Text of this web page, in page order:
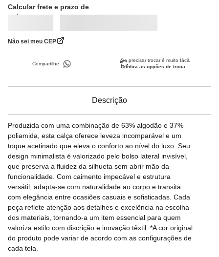
Calcular frete
Não sei meu CEP
Compartilhe:
Se precisar trocar é muito fácil.
Confira as opções de troca.
Descrição
Produzida com uma combinação de 63% algodão e 37%
poliamida, esta calça oferece leveza incomparável e um
toque acetinado que eleva o conforto ao nível do luxo. Seu
design minimalista é valorizado pelo bolso lateral invisível,
que preserva a fluidez da silhueta sem abrir mão da
funcionalidade. Com caimento impecável e estrutura
versátil, adapta-se com naturalidade ao corpo e transita
com elegância entre ocasiões casuais e sofisticadas. Cada
peça reflete atenção aos detalhes e excelência na escolha
dos materiais, tornando-a um item essencial para quem
valoriza estilo com discrição e inovação têxtil. *A cor original
do produto pode variar de acordo com as configurações de
cada tela.